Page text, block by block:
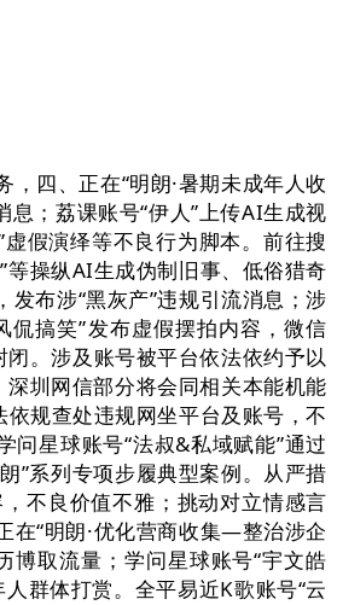
四、正在“明朗·暑期未成年人收
息；荔课账号“伊人”上传AI生成视
假演绎等不良行为脚本。前往搜
等操纵AI生成伪制旧事、低俗猎奇
布涉“黑灰产”违规引流消息；涉
搞笑”发布虚假摆拍内容，微信
。涉及账号被平台依法依约予以
圳网信部分将会同相关本能机能
规查处违规网坐平台及账号，不
问星球账号“法叔&私域赋能”通过
”系列专项步履典型案例。从严措
不良价值不雅；挑动对立情感言
在“明朗·优化营商收集—整治涉企
博取流量；学问星球账号“宇文皓
群体打赏。全平易近K歌账号“云